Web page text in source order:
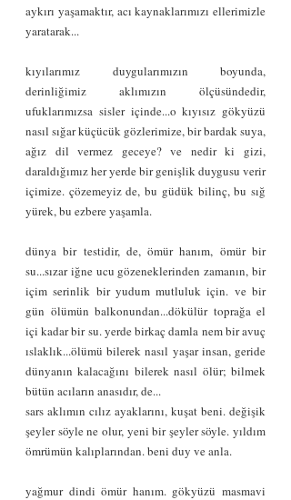
aykırı yaşamaktır, acı kaynaklarımızı ellerimizle
yaratarak...
kıyılarımız duygularımızın boyunda,
derinliğimiz aklımızın ölçüsündedir,
ufuklarımızsa sisler içinde...o kıyısız gökyüzü
nasıl sığar küçücük gözlerimize, bir bardak suya,
ağız dil vermez geceye? ve nedir ki gizi,
daraldığımız her yerde bir genişlik duygusu verir
içimize. çözemeyiz de, bu güdük bilinç, bu sığ
yürek, bu ezbere yaşamla.
dünya bir testidir, de, ömür hanım, ömür bir
su...sızar iğne ucu gözeneklerinden zamanın, bir
içim serinlik bir yudum mutluluk için. ve bir
gün ölümün balkonundan...dökülür toprağa el
içi kadar bir su. yerde birkaç damla nem bir avuç
ıslaklık...ölümü bilerek nasıl yaşar insan, geride
dünyanın kalacağını bilerek nasıl ölür; bilmek
bütün acıların anasıdır, de...
sars aklımın cılız ayaklarını, kuşat beni. değişik
şeyler söyle ne olur, yeni bir şeyler söyle. yıldım
ömrümün kalıplarından. beni duy ve anla.
yağmur dindi ömür hanım. gökyüzü masmavi